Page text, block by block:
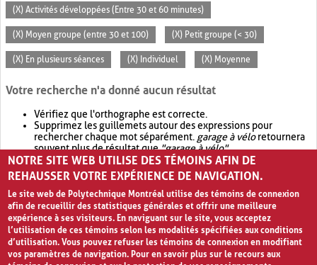
(X) Activités développées (Entre 30 et 60 minutes)
(X) Moyen groupe (entre 30 et 100) (X) Petit groupe (< 30)
(X) En plusieurs séances (X) Individuel (X) Moyenne
Votre recherche n'a donné aucun résultat
Vérifiez que l'orthographe est correcte.
Supprimez les guillemets autour des expressions pour
rechercher chaque mot séparément. garage à véloretournera
souvent plus de résultat que"garage à vélo".
Envisagez d'élargir votre recherche avec OR.garage OR vélo
retournera souvent plus de résultat quegarage à vélo
NOTRE SITE WEB UTILISE DES TÉMOINS AFIN DE
REHAUSSER VOTRE EXPÉRIENCE DE NAVIGATION.
Le site web de Polytechnique Montréal utilise des témoins de connexion
afin de recueillir des statistiques générales et offrir une meilleure
expérience à ses visiteurs. En naviguant sur le site, vous acceptez
l’utilisation de ces témoins selon les modalités spécifiées aux conditions
d’utilisation. Vous pouvez refuser les témoins de connexion en modifiant
vos paramètres de navigation. Pour en savoir plus sur le recours aux